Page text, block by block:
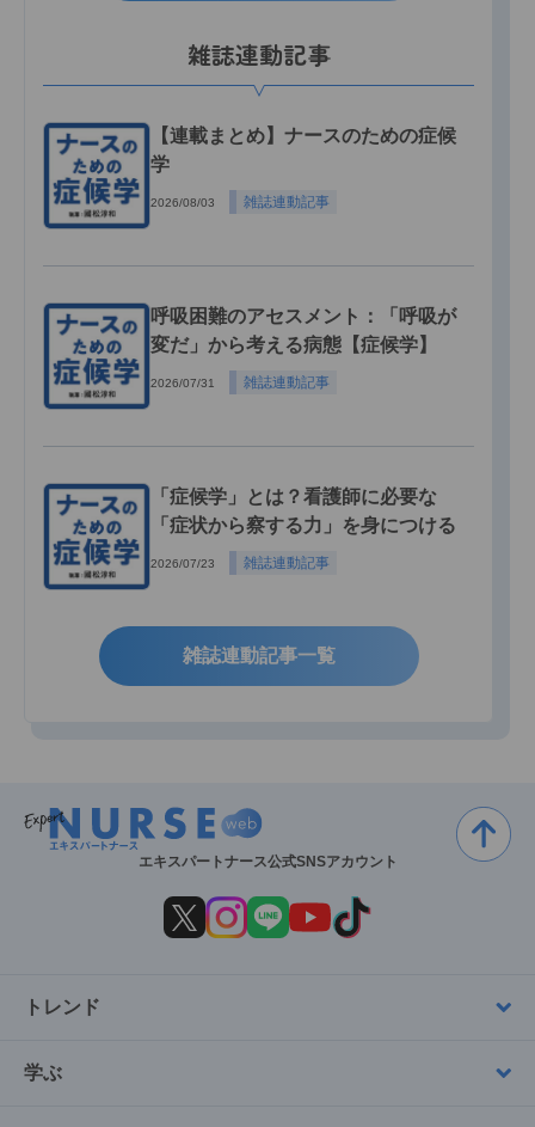
雑誌連動記事
【連載まとめ】ナースのための症候
学
2026/08/03 雑誌連動記事
呼吸困難のアセスメント：「呼吸が
変だ」から考える病態【症候学】
2026/07/31 雑誌連動記事
「症候学」とは？看護師に必要な
「症状から察する力」を身につける
2026/07/23 雑誌連動記事
雑誌連動記事一覧
エキスパートナース公式SNSアカウント
トレンド
学ぶ